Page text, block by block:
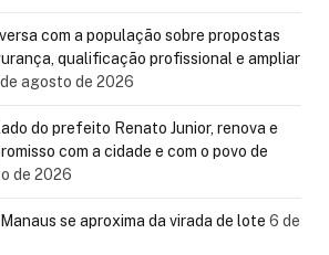
com a população sobre propostas
qualificação profissional e ampliar
agosto de 2026
do prefeito Renato Junior, renova e
com a cidade e com o povo de
de 2026
se aproxima da virada de lote 6 de